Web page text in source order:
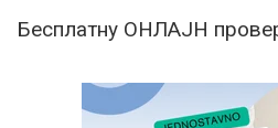
Бесплатну ОНЛАЈН